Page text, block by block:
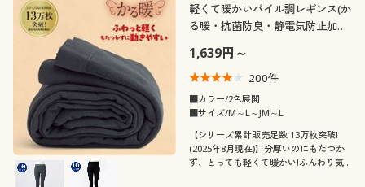
軽くて暖かいパイル調レギンス(か
る暖・抗菌防臭・静電気防止加
1,639円～
200件
■カラー/2色展開
■サイズ/M～L～JM～L
【シリーズ累計販売足数 13万枚突破!
(2025年8月現在)】分厚いのにもたつか
ず、とっても軽くて暖かい!ふんわり気